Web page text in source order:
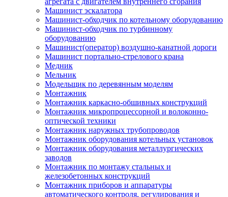
Машинист эскалатора
Машинист-обходчик по котельному оборудованию
Машинист-обходчик по турбинному
оборудованию
Машинист(оператор) воздушно-канатной дороги
Машинист портально-стрелового крана
Медник
Мельник
Модельщик по деревянным моделям
Монтажник
Монтажник каркасно-обшивных конструкций
Монтажник микропроцессорной и волоконно-
оптической техники
Монтажник наружных трубопроводов
Монтажник оборудования котельных установок
Монтажник оборудования металлургических
заводов
Монтажник по монтажу стальных и
железобетонных конструкций
Монтажник приборов и аппаратуры
автоматического контроля, регулирования и